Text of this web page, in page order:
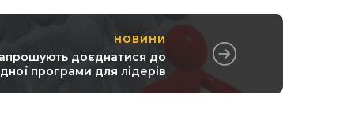
НОВИНИ
доєднатися до
програми для лідерів